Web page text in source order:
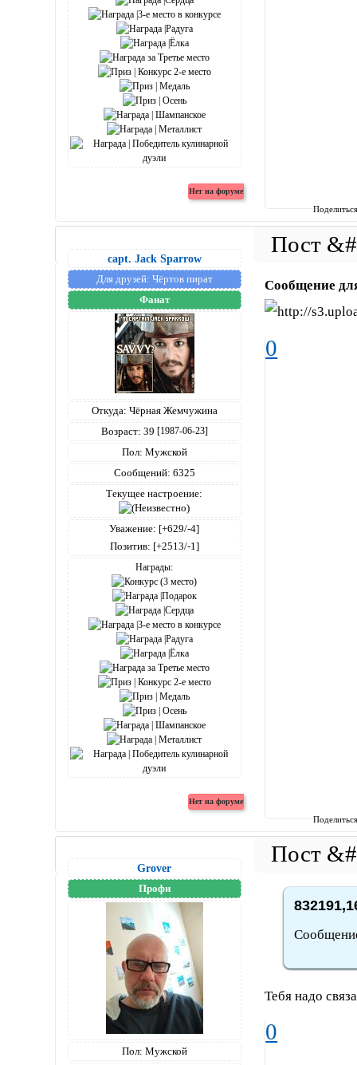
capt. Jack Sparrow
Для друзей: Чёртов пират
Фанат
Откуда: Чёрная Жемчужина
Возраст: 39 [1987-06-23]
Пол: Мужской
Сообщений: 6325
Текущее настроение:
Уважение: [+629/-4]
Позитив: [+2513/-1]
Награды:
Сообщение
0
Grover
Профи
Пол: Мужской
Тебя надо
0